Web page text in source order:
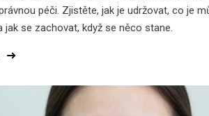
péči. Zjistěte, jak je udržovat, co je
jak se zachovat, když se něco stane.